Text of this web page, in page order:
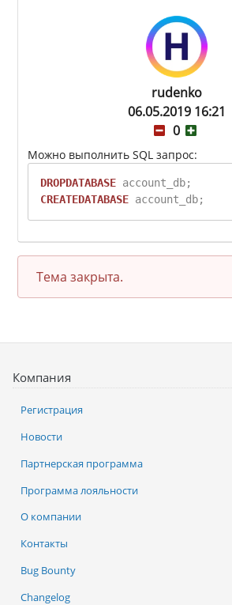
rudenko
06.05.2019 16:21
0
Можно выполнить SQL запрос:
DROPDATABASEaccount_db;
CREATEDATABASEaccount_db;
Тема закрыта.
Компания
Регистрация
Новости
Партнерская программа
Программа лояльности
О компании
Контакты
Bug Bounty
Changelog